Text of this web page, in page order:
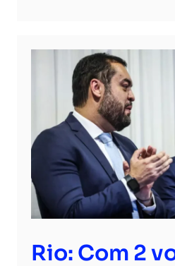
Rio: Com 2